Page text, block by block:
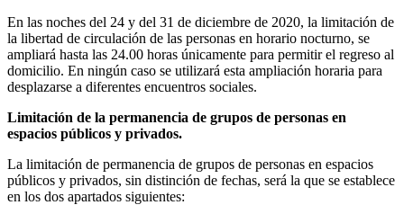
En las noches del 24 y del 31 de diciembre de 2020, la limitación de
la libertad de circulación de las personas en horario nocturno, se
ampliará hasta las 24.00 horas únicamente para permitir el regreso al
domicilio. En ningún caso se utilizará esta ampliación horaria para
desplazarse a diferentes encuentros sociales.
Limitación de la permanencia de grupos de personas en
espacios públicos y privados.
La limitación de permanencia de grupos de personas en espacios
públicos y privados, sin distinción de fechas, será la que se establece
en los dos apartados siguientes: